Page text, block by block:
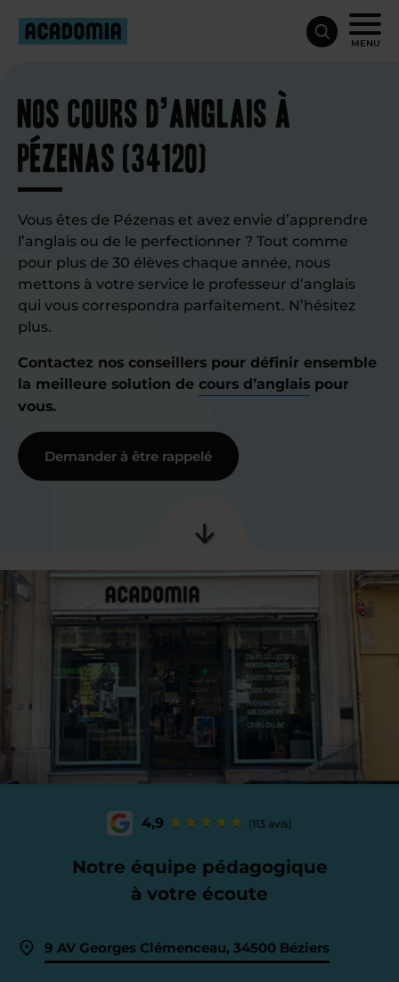
MENU
Nos cours d’anglais à
Pézenas (34120)
Vous êtes de Pézenas et avez envie d’apprendre
l’anglais ou de le perfectionner ? Tout comme
pour plus de 30 élèves chaque année, nous
mettons à votre service le professeur d’anglais
qui vous correspondra parfaitement. N’hésitez
plus.
Contactez nos conseillers pour définir ensemble
la meilleure solution de cours d’anglais pour
vous.
Demander à être rappelé
4,9 (113 avis)
Notre équipe pédagogique
à votre écoute
9 AV Georges Clémenceau, 34500 Béziers